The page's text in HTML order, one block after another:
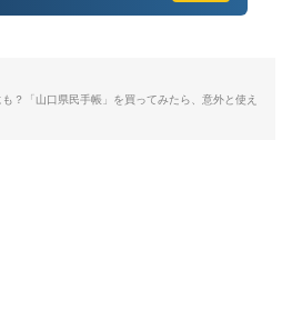
？「山口県民手帳」を買ってみたら、意外と使え